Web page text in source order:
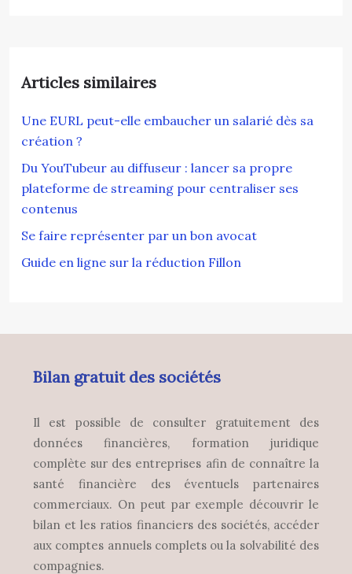
Articles similaires
Une EURL peut-elle embaucher un salarié dès sa
création ?
Du YouTubeur au diffuseur : lancer sa propre
plateforme de streaming pour centraliser ses
contenus
Se faire représenter par un bon avocat
Guide en ligne sur la réduction Fillon
Bilan gratuit des sociétés
Il est possible de consulter gratuitement des
données financières, formation juridique
complète sur des entreprises afin de connaître la
santé financière des éventuels partenaires
commerciaux. On peut par exemple découvrir le
bilan et les ratios financiers des sociétés, accéder
aux comptes annuels complets ou la solvabilité des
compagnies.